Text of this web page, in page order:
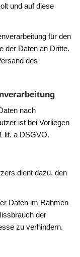
und auf diese
für den
der Daten an Dritte.
des
nach
ist bei Vorliegen
lit. a DSGVO.
dient dazu, den
Daten im Rahmen
der
zu verhindern.